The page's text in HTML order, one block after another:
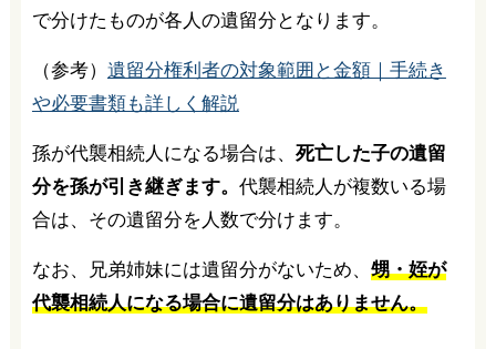
で分けたものが各人の遺留分となります。
（参考） 遺留分権利者の対象範囲と金額｜手続き
や必要書類も詳しく解説
孫が代襲相続人になる場合は、 死亡した子の遺留
分を孫が引き継ぎます。 代襲相続人が複数いる場
合は、その遺留分を人数で分けます。
なお、兄弟姉妹には遺留分がないため、 甥・姪が
代襲相続人になる場合に遺留分はありません。